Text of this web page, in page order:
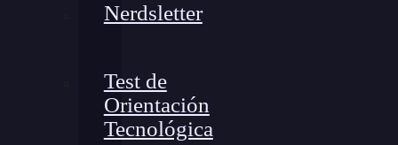
Nerdsletter
Test de
Orientación
Tecnológica